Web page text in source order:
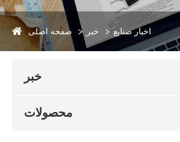
صفحه اصلی خبر اخبار صنایع
خبر
محصولات